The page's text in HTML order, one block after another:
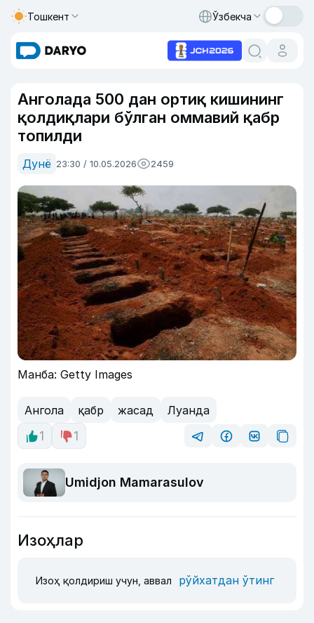
Тошкент Ўзбекча
Анголада 500 дан ортиқ кишининг
қолдиқлари бўлган оммавий қабр
топилди
Дунё 23:30 / 10.05.2026 2459
Манба: Getty Images
Ангола қабр жасад
Луанда
1
1
Umidjon Mamarasulov
Изоҳлар
Изоҳ қолдириш учун, аввал рўйхатдан ўтинг